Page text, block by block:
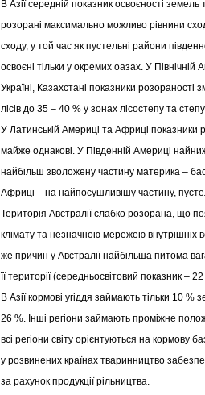
В Азії середній показник освоєності
розорані максимально можливо рівнини
сходу, у той час як пустельні райони
освоєні тільки у окремих оазах. У Північній
Україні, Казахстані показники розораності
лісів до 35 – 40 % у зонах лісостепу та
У Латинській Америці та Африці показники
майже однакові. У Південній Америці
найбільш зволожену частину материка –
Африці – на найпосушливішу частину,
Територія Австралії слабко розорана, що
клімату та незначною мережею внутрішніх
же причин у Австралії найбільша питома
її території (середньосвітовий показник –
В Азії кормові угіддя займають тільки 10 %
26 %. Інші регіони займають проміжне
всі регіони світу орієнтуються на кормову
у розвинених країнах тваринництво
за рахунок продукції рільництва.